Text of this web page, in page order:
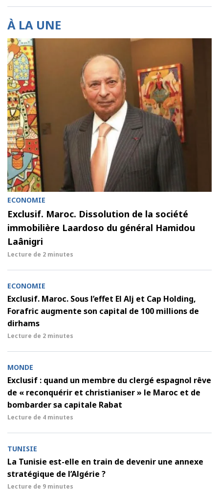
À LA UNE
ECONOMIE
Exclusif. Maroc. Dissolution de la société
immobilière Laardoso du général Hamidou
Laânigri
Lecture de 2 minutes
ECONOMIE
Exclusif. Maroc. Sous l’effet El Alj et Cap Holding,
Forafric augmente son capital de 100 millions de
dirhams
Lecture de 2 minutes
MONDE
Exclusif : quand un membre du clergé espagnol rêve
de « reconquérir et christianiser » le Maroc et de
bombarder sa capitale Rabat
Lecture de 4 minutes
TUNISIE
La Tunisie est-elle en train de devenir une annexe
stratégique de l’Algérie ?
Lecture de 9 minutes